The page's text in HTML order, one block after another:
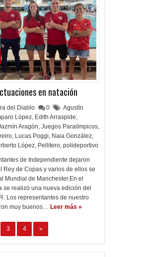
en natación
del Diablo 0
Agustín
López, Edith Arraspide,
Aragón, Juegos Paralímpicos,
, Lucas Poggi, Naia González,
López, Pellitero, polideportivo
de Independiente dejaron
Rey de Copas y varios de ellos se
Mundial de Manchester.En el
se realizó una nueva edición del
Los representantes de nuestro
muy buenos… Leer más »
3 4 »